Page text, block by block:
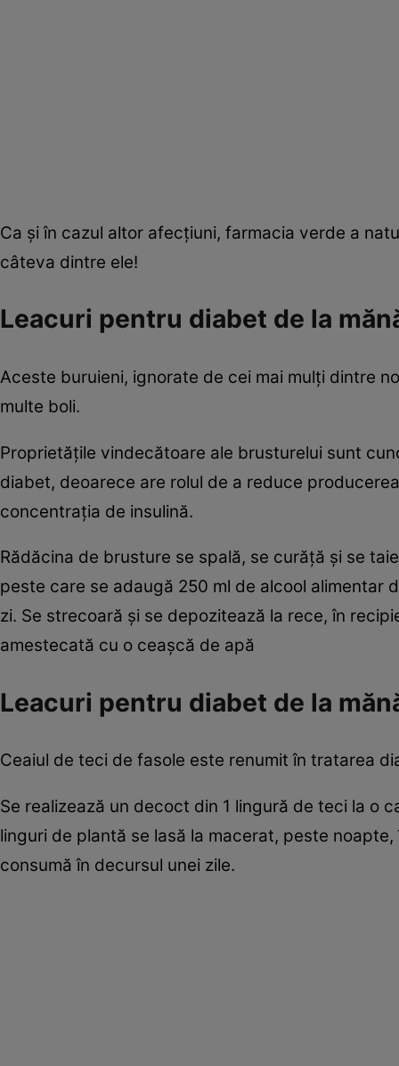
Ca şi în cazul altor afecţiuni, farmacia verde a
câteva dintre ele!
Leacuri pentru diabet de la
Aceste buruieni, ignorate de cei mai mulţi dintre
multe boli.
Proprietăţile vindecătoare ale brusturelui sunt
diabet, deoarece are rolul de a reduce
concentraţia de insulină.
Rădăcina de brusture se spală, se curăţă şi se
peste care se adaugă 250 ml de alcool alimentar
zi. Se strecoară şi se depozitează la rece, în
amestecată cu o ceaşcă de apă
Leacuri pentru diabet de la
Ceaiul de teci de fasole este renumit în tratarea
Se realizează un decoct din 1 lingură de teci la o
linguri de plantă se lasă la macerat, peste
consumă în decursul unei zile.